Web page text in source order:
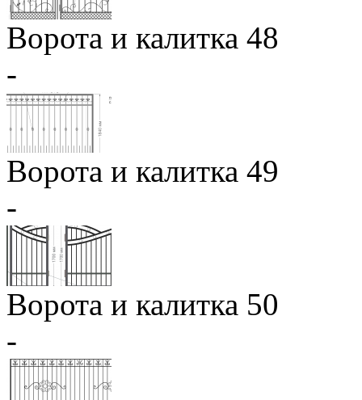
Ворота и калитка 48
-
Ворота и калитка 49
-
Ворота и калитка 50
-